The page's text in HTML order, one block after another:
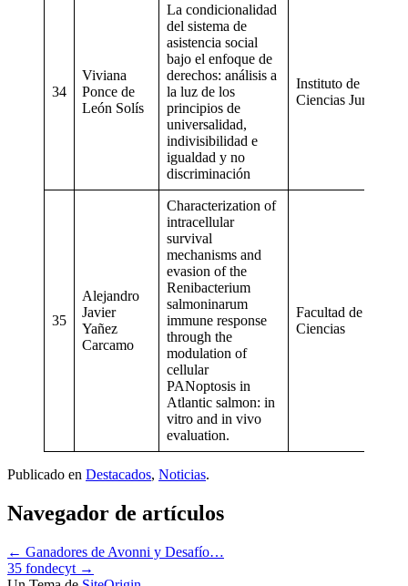
34
Viviana
Ponce de
León Solís
La condicionalidad
del sistema de
asistencia social
bajo el enfoque de
derechos: análisis a
la luz de los
principios de
universalidad,
indivisibilidad e
igualdad y no
discriminación
Instituto de
Ciencias Jurídicas
35
Alejandro
Javier
Yañez
Carcamo
Characterization of
intracellular
survival
mechanisms and
evasion of the
Renibacterium
salmoninarum
immune response
through the
modulation of
cellular
PANoptosis in
Atlantic salmon: in
vitro and in vivo
evaluation.
Facultad de
Ciencias
Publicado en Destacados, Noticias.
Navegador de artículos
← Ganadores de Avonni y Desafío…
35 fondecyt →